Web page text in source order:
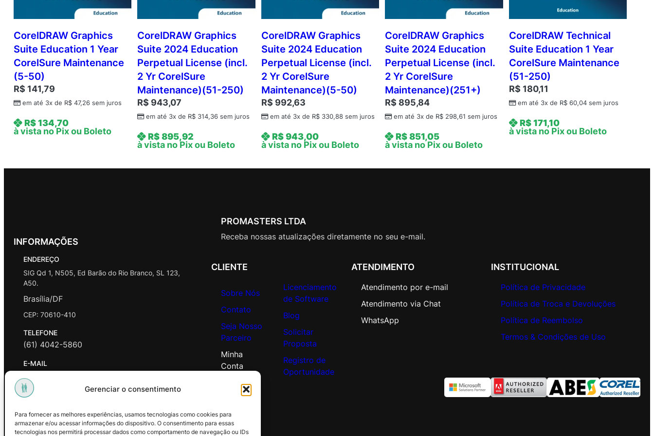
Gerenciar o consentimento
Para fornecer as melhores experiências, usamos tecnologias como cookies para
armazenar e/ou acessar informações do dispositivo. O consentimento para essas
tecnologias nos permitirá processar dados como comportamento de navegação ou IDs
E
d
u
c
a
t
i
o
n
i
c
i
CorelDRAW Graphics
Suite Education 1 Year
CorelSure Maintenance
(5-50)
R$ 141,79
em até 3x de R$ 47,26 sem juros
R$134,70
à vista no Pix ou Boleto
CorelDRAW Graphics
Suite 2024 Education
Perpetual License (incl.
2 Yr CorelSure
Maintenance)(51-250)
R$ 943,07
em até 3x de R$ 314,36 sem juros
R$895,92
à vista no Pix ou Boleto
CorelDRAW Graphics
Suite 2024 Education
Perpetual License (incl.
2 Yr CorelSure
Maintenance)(5-50)
R$ 992,63
em até 3x de R$330,88sem juros
R$943,00
à vista no Pix ou Boleto
CorelDRAW Graphics
Suite 2024 Education
Perpetual License (incl.
2 Yr CorelSure
Maintenance)(251+)
R$ 895,84
em até 3x de R$ 298,61 sem juros
R$851,05
à vista no Pix ou Boleto
CorelDRAW Technical
Suite Education 1 Year
CorelSure Maintenance
(51-250)
R$ 180,11
em até 3x de R$60,04sem juros
R$171,10
à vista no Pix ou Boleto
INFORMAÇÕES
ENDEREÇO
SIG Qd 1, N505, Ed Barão do Rio Branco, SL 123,
A50.
Brasília/DF
CEP: 70610-410
TELEFONE
(61) 4042-5860
E-MAIL
contato@promasters.net.br
HORÁRIO DE ATENDIMENTO
Facebook Instagram Youtube
PROMASTERS LTDA
Receba nossas atualizações diretamente no seu e-mail.
CLIENTE
Sobre Nós
Contato
Seja Nosso
Parceiro
Minha
Conta
Licenciamento
de Software
Blog
Solicitar
Proposta
Registro de
Oportunidade
ATENDIMENTO
Atendimento por e-mail
Atendimento via Chat
WhatsApp
INSTITUCIONAL
Política de Privacidade
Política de Troca e Devoluções
Política de Reembolso
Termos & Condições de Uso